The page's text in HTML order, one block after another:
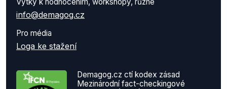
info@demagog.cz
Pro média
Loga ke stažení
Demagog.cz ctí kodex zásad
Mezinárodní fact-checkingové